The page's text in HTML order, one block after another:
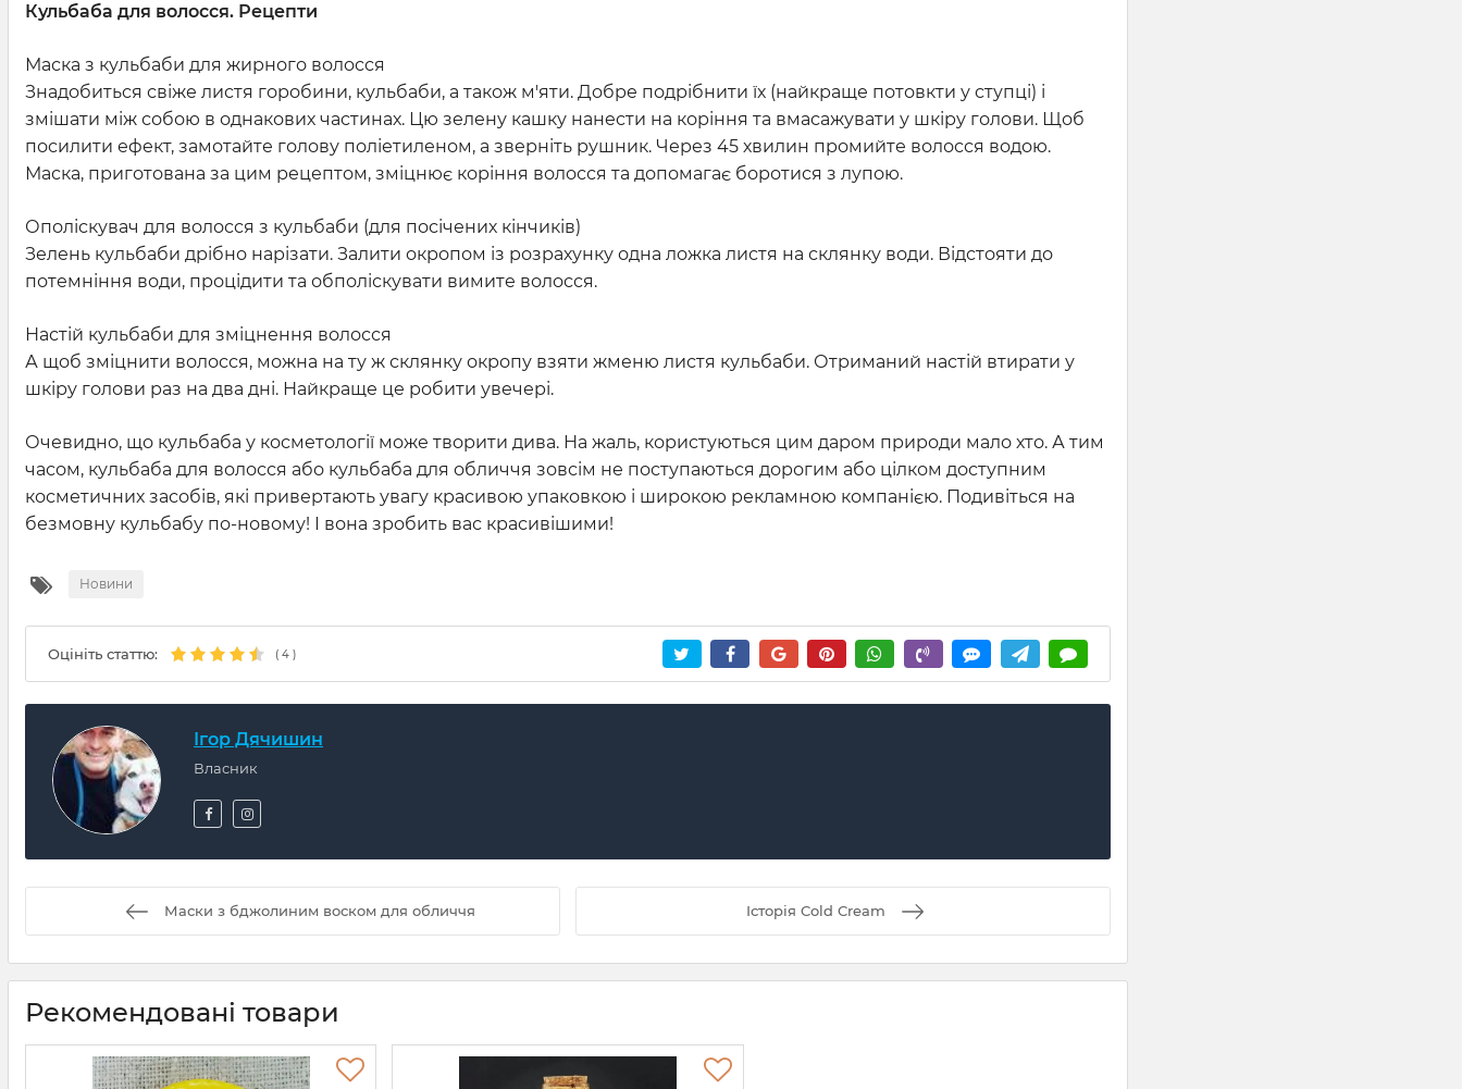
Кульбаба для волосся. Рецепти
Маска з кульбаби для жирного волосся
Знадобиться свіже листя горобини, кульбаби, а також м'яти. Добре подрібнити їх (найкраще потовкти у ступці) і
змішати між собою в однакових частинах. Цю зелену кашку нанести на коріння та вмасажувати у шкіру голови. Щоб
посилити ефект, замотайте голову поліетиленом, а зверніть рушник. Через 45 хвилин промийте волосся водою.
Маска, приготована за цим рецептом, зміцнює коріння волосся та допомагає боротися з лупою.
Ополіскувач для волосся з кульбаби (для посічених кінчиків)
Зелень кульбаби дрібно нарізати. Залити окропом із розрахунку одна ложка листя на склянку води. Відстояти до
потемніння води, процідити та обполіскувати вимите волосся.
Настій кульбаби для зміцнення волосся
А щоб зміцнити волосся, можна на ту ж склянку окропу взяти жменю листя кульбаби. Отриманий настій втирати у
шкіру голови раз на два дні. Найкраще це робити увечері.
Очевидно, що кульбаба у косметології може творити дива. На жаль, користуються цим даром природи мало хто. А тим
часом, кульбаба для волосся або кульбаба для обличчя зовсім не поступаються дорогим або цілком доступним
косметичних засобів, які привертають увагу красивою упаковкою і широкою рекламною компанією. Подивіться на
безмовну кульбабу по-новому! І вона зробить вас красивішими!
Новини
Оцініть статтю: ( 4 )
Ігор Дячишин
Власник
Маски з бджолиним воском для обличчя Історія Cold Cream
Рекомендовані товари